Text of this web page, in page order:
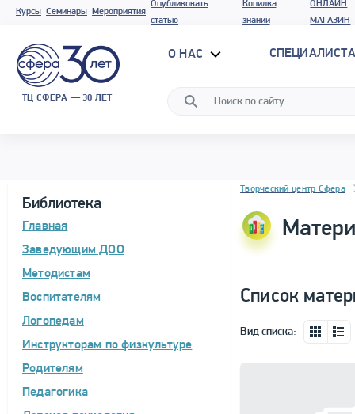
Курсы Семинары Мероприятия
Опубликовать
статью
Копилка
знаний
ОНЛАЙН
МАГАЗИН
ТЦ СФЕРА — 30 ЛЕТ
О НАС
Библиотека
Главная
Заведующим ДОО
Методистам
Воспитателям
Логопедам
Инструкторам по физкультуре
Родителям
Педагогика
Блок новостей
Творческий центр Сфера
Список
Вид списка: